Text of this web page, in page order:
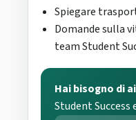
Spiegare
Domande sulla
team Student
Hai bisogno di
Student Success